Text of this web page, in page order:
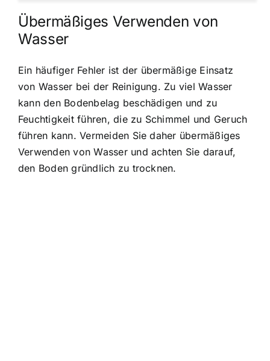
Übermäßiges Verwenden von
Wasser
Ein häufiger Fehler ist der übermäßige Einsatz
von Wasser bei der Reinigung. Zu viel Wasser
kann den Bodenbelag beschädigen und zu
Feuchtigkeit führen, die zu Schimmel und Geruch
führen kann. Vermeiden Sie daher übermäßiges
Verwenden von Wasser und achten Sie darauf,
den Boden gründlich zu trocknen.